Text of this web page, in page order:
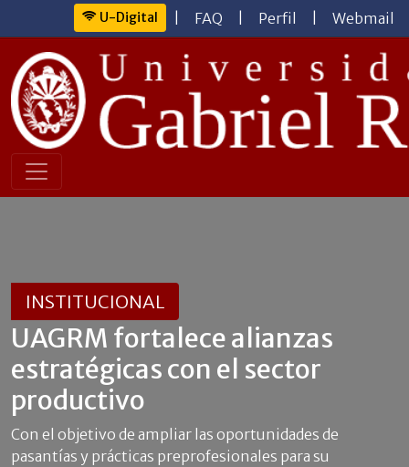
U-Digital FAQ Perfil Webmail
INSTITUCIONAL
UAGRM fortalece alianzas
estratégicas con el sector
productivo
Con el objetivo de ampliar las oportunidades de
pasantías y prácticas preprofesionales para su